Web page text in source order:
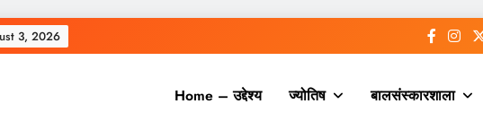
3, 2026
Home – उद्देश्य ज्योतिष बालसंस्कारशाला